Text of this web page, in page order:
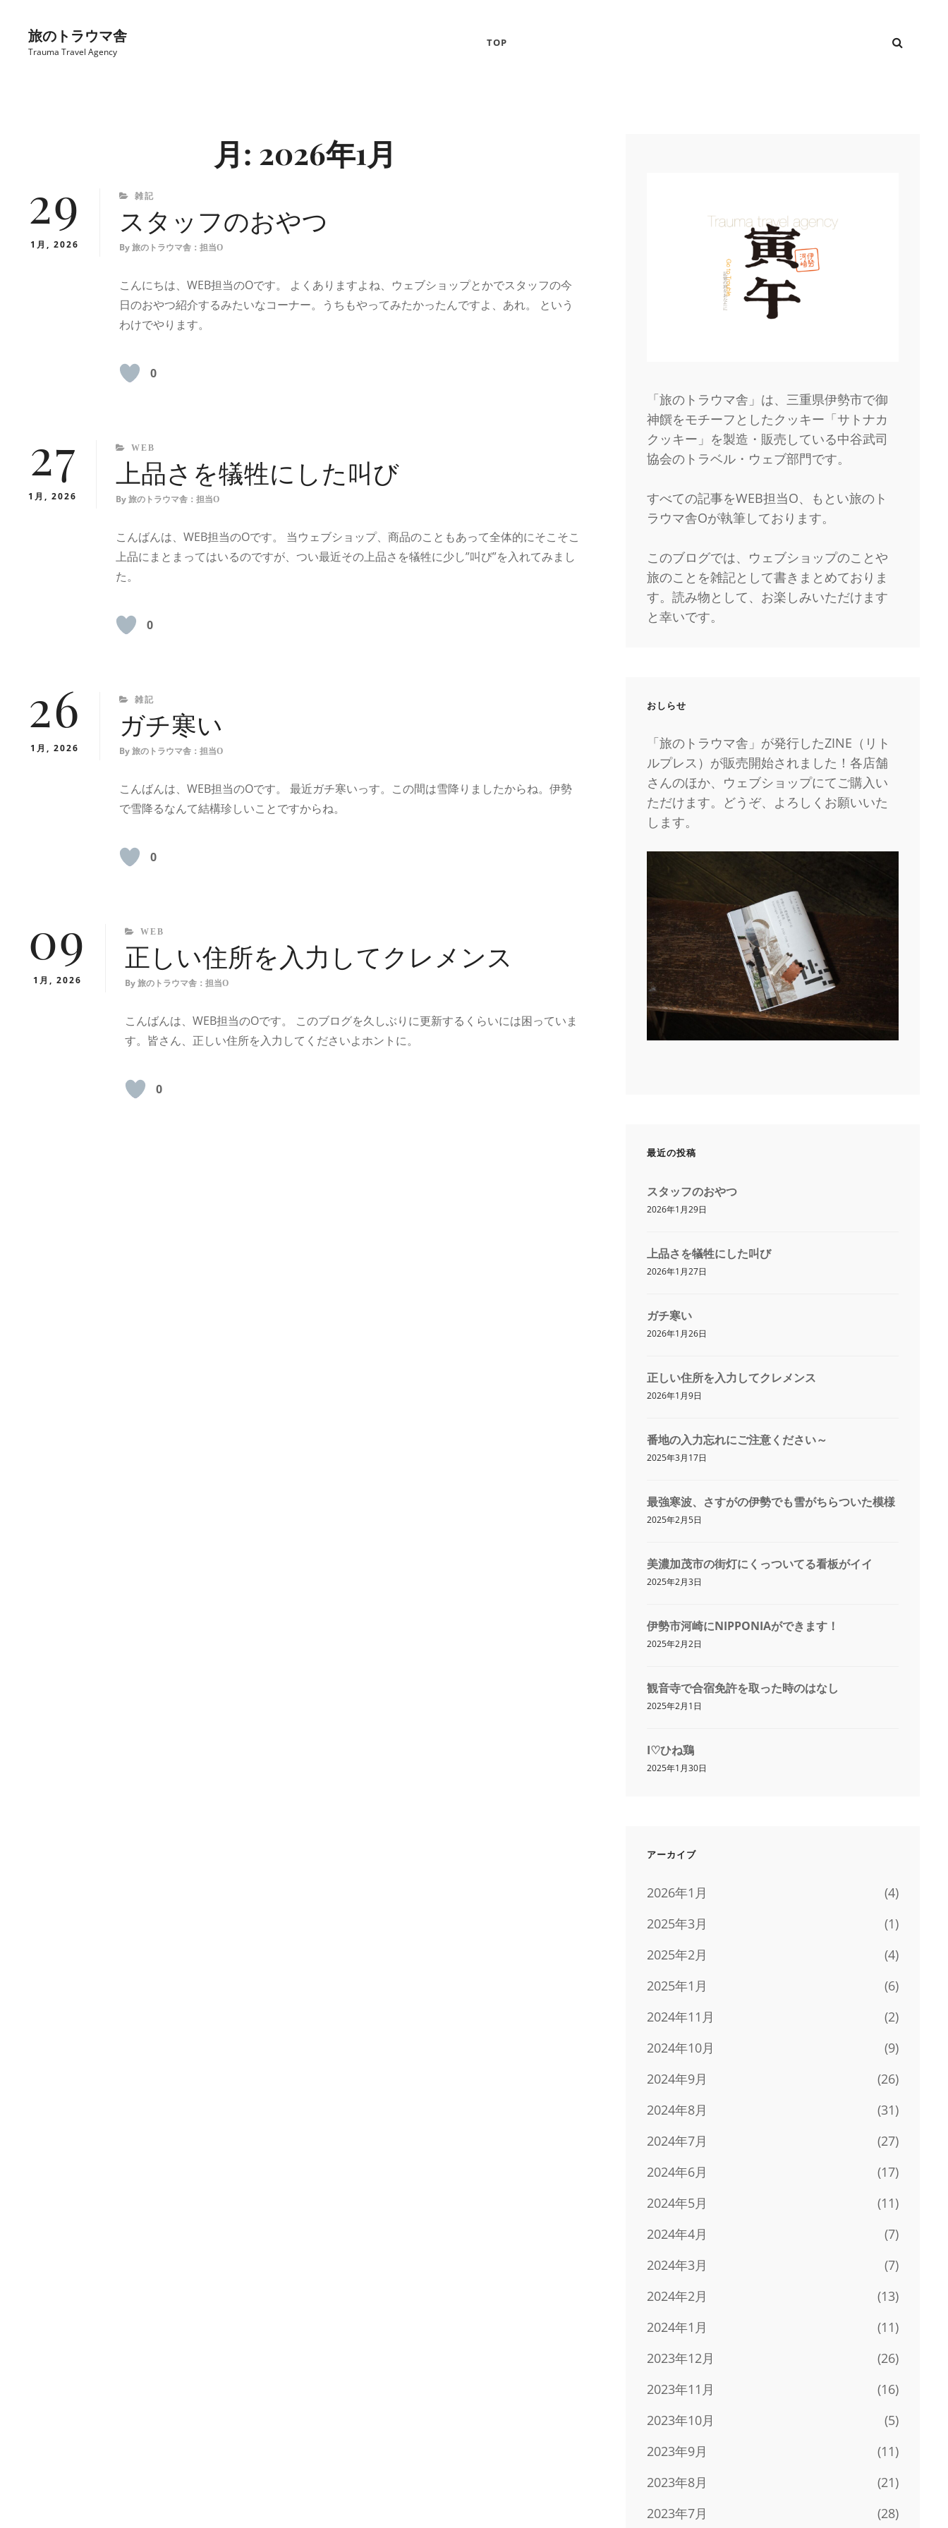
旅のトラウマ舎
Trauma Travel Agency
TOP TOP
月: 2026年1月
29
1月, 2026
CATEGORIES
雑記
スタッフのおやつ
By 旅のトラウマ舎：担当O
こんにちは、WEB担当のOです。 よくありますよね、ウェブショップとかでスタッフの今
日のおやつ紹介するみたいなコーナー。うちもやってみたかったんですよ、あれ。 という
わけでやります。
0
27
1月, 2026
CATEGORIES
WEB
上品さを犠牲にした叫び
By 旅のトラウマ舎：担当O
こんばんは、WEB担当のOです。 当ウェブショップ、商品のこともあって全体的にそこそこ
上品にまとまってはいるのですが、つい最近その上品さを犠牲に少し”叫び”を入れてみまし
た。
0
26
1月, 2026
CATEGORIES
雑記
ガチ寒い
By 旅のトラウマ舎：担当O
こんばんは、WEB担当のOです。 最近ガチ寒いっす。この間は雪降りましたからね。伊勢
で雪降るなんて結構珍しいことですからね。
0
09
1月, 2026
CATEGORIES
WEB
正しい住所を入力してクレメンス
By 旅のトラウマ舎：担当O
こんばんは、WEB担当のOです。 このブログを久しぶりに更新するくらいには困っていま
す。皆さん、正しい住所を入力してくださいよホントに。
0
「旅のトラウマ舎」は、三重県伊勢市で御
神饌をモチーフとしたクッキー「サトナカ
クッキー」を製造・販売している中谷武司
協会のトラベル・ウェブ部門です。
すべての記事をWEB担当O、もとい旅のト
ラウマ舎Oが執筆しております。
このブログでは、ウェブショップのことや
旅のことを雑記として書きまとめておりま
す。読み物として、お楽しみいただけます
と幸いです。
おしらせ
「旅のトラウマ舎」が発行したZINE（リト
ルプレス）が販売開始されました！各店舗
さんのほか、ウェブショップにてご購入い
ただけます。どうぞ、よろしくお願いいた
します。
最近の投稿
スタッフのおやつ
2026年1月29日
上品さを犠牲にした叫び
2026年1月27日
ガチ寒い
2026年1月26日
正しい住所を入力してクレメンス
2026年1月9日
番地の入力忘れにご注意ください～
2025年3月17日
最強寒波、さすがの伊勢でも雪がちらついた模様
2025年2月5日
美濃加茂市の街灯にくっついてる看板がイイ
2025年2月3日
伊勢市河崎にNIPPONIAができます！
2025年2月2日
観音寺で合宿免許を取った時のはなし
2025年2月1日
I♡ひね鶏
2025年1月30日
アーカイブ
2026年1月
(4)
2025年3月
(1)
2025年2月
(4)
2025年1月
(6)
2024年11月
(2)
2024年10月
(9)
2024年9月
(26)
2024年8月
(31)
2024年7月
(27)
2024年6月
(17)
2024年5月
(11)
2024年4月
(7)
2024年3月
(7)
2024年2月
(13)
2024年1月
(11)
2023年12月
(26)
2023年11月
(16)
2023年10月
(5)
2023年9月
(11)
2023年8月
(21)
2023年7月
(28)